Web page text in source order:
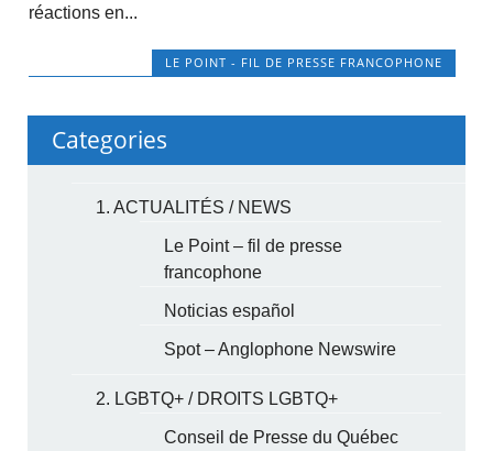
réactions en...
LE POINT - FIL DE PRESSE FRANCOPHONE
Categories
1. ACTUALITÉS / NEWS
Le Point – fil de presse
francophone
Noticias español
Spot – Anglophone Newswire
2. LGBTQ+ / DROITS LGBTQ+
Conseil de Presse du Québec